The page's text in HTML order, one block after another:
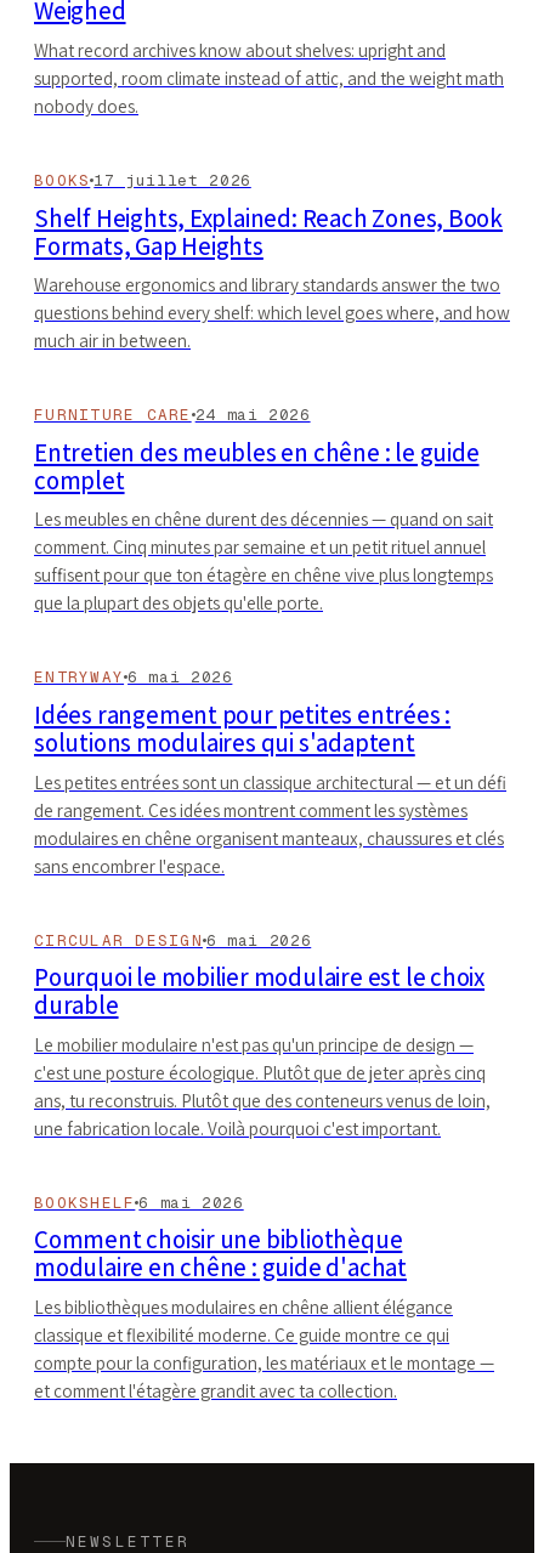
Weighed
What record archives know about shelves: upright and
supported, room climate instead of attic, and the weight math
nobody does.
BOOKS 17 juillet 2026
Shelf Heights, Explained: Reach Zones, Book
Formats, Gap Heights
Warehouse ergonomics and library standards answer the two
questions behind every shelf: which level goes where, and how
much air in between.
FURNITURE CARE 24 mai 2026
Entretien des meubles en chêne : le guide
complet
Les meubles en chêne durent des décennies — quand on sait
comment. Cinq minutes par semaine et un petit rituel annuel
suffisent pour que ton étagère en chêne vive plus longtemps
que la plupart des objets qu'elle porte.
ENTRYWAY 6 mai 2026
Idées rangement pour petites entrées :
solutions modulaires qui s'adaptent
Les petites entrées sont un classique architectural — et un défi
de rangement. Ces idées montrent comment les systèmes
modulaires en chêne organisent manteaux, chaussures et clés
sans encombrer l'espace.
CIRCULAR DESIGN 6 mai 2026
Pourquoi le mobilier modulaire est le choix
durable
Le mobilier modulaire n'est pas qu'un principe de design —
c'est une posture écologique. Plutôt que de jeter après cinq
ans, tu reconstruis. Plutôt que des conteneurs venus de loin,
une fabrication locale. Voilà pourquoi c'est important.
BOOKSHELF 6 mai 2026
Comment choisir une bibliothèque
modulaire en chêne : guide d'achat
Les bibliothèques modulaires en chêne allient élégance
classique et flexibilité moderne. Ce guide montre ce qui
compte pour la configuration, les matériaux et le montage —
et comment l'étagère grandit avec ta collection.
NEWSLETTER